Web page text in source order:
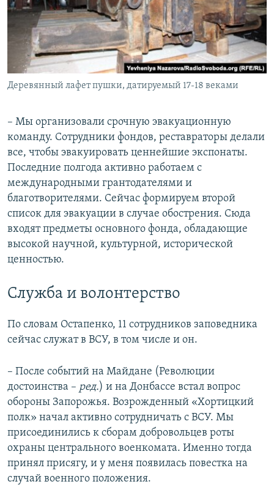
Деревянный лафет пушки, датируемый 17-18 веками
– Мы организовали срочную эвакуационную
команду. Сотрудники фондов, реставраторы делали
все, чтобы эвакуировать ценнейшие экспонаты.
Последние полгода активно работаем с
международными грантодателями и
благотворителями. Сейчас формируем второй
список для эвакуации в случае обострения. Сюда
входят предметы основного фонда, обладающие
высокой научной, культурной, исторической
ценностью.
Служба и волонтерство
По словам Остапенко, 11 сотрудников заповедника
сейчас служат в ВСУ, в том числе и он.
– После событий на Майдане (Революции
достоинства – ред.) и на Донбассе встал вопрос
обороны Запорожья. Возрожденный «Хортицкий
полк» начал активно сотрудничать с ВСУ. Мы
присоединились к сборам добровольцев роты
охраны центрального военкомата. Именно тогда
принял присягу, и у меня появилась повестка на
случай военного положения.